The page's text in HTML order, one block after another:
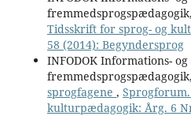
fremmedsprogspædagogik,
Tidsskrift for sprog- og
58 (2014): Begyndersprog
INFODOK Informations-
fremmedsprogspædagogik,
sprogfagene ,
kulturpædagogik: Årg. 6